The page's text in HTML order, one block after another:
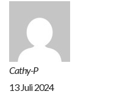
Cathy-P
13 Juli 2024